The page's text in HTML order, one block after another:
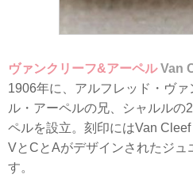
ヴァンクリーフ&アーペルVan
1906年に、アルフレッド・ヴ
ル・アーペルの兄、シャルルの
ペルを設立。刻印にはVan
VとCとAがデザインされたジュ
す。